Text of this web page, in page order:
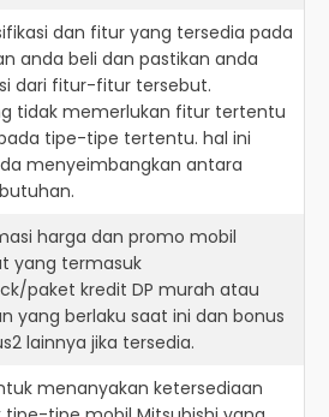
dan fitur yang tersedia pada
anda beli dan pastikan anda
dari fitur-fitur tersebut.
tidak memerlukan fitur tertentu
tipe-tipe tertentu. hal ini
menyeimbangkan antara
harga dan promo mobil
yang termasuk
paket kredit DP murah atau
yang berlaku saat ini dan bonus
lainnya jika tersedia.
menanyakan ketersediaan